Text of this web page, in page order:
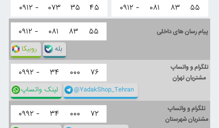
۰۹۱۲ - ۰۸۱ ۸۳ ۵۵ ۰۹۱۲ - ۰۷۳ ۳۵ ۴۵
پیام رسان های داخلی ۰۹۱۲ - ۰۸۱ ۸۳ ۵۵
روبیکا بله
تلگرام و واتساپ
مشتریان تهران
۰۹۹۲ - ۳۴ ۰۰۰ ۷۶
لینک واتساپ @YadakShop_Tehran
تلگرام و واتساپ
مشتریان شهرستان
۰۹۹۲ - ۳۴ ۰۰۰ ۷۲